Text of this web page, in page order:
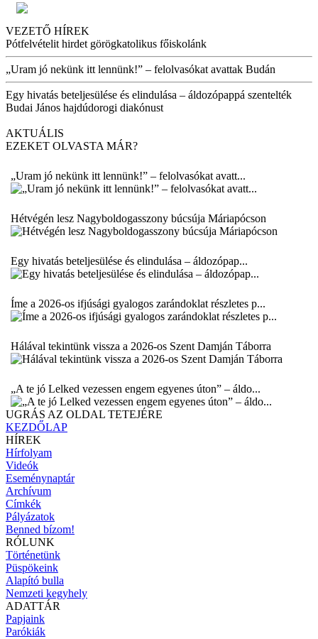
VEZETŐ HÍREK
Pótfelvételit hirdet görögkatolikus főiskolánk
„Uram jó nekünk itt lennünk!” – felolvasókat avattak Budán
Egy hivatás beteljesülése és elindulása – áldozópappá szentelték
Budai János hajdúdorogi diakónust
AKTUÁLIS
EZEKET OLVASTA MÁR?
„Uram jó nekünk itt lennünk!” – felolvasókat avatt...
Hétvégén lesz Nagyboldogasszony búcsúja Máriapócson
Egy hivatás beteljesülése és elindulása – áldozópap...
Íme a 2026-os ifjúsági gyalogos zarándoklat részletes p...
Hálával tekintünk vissza a 2026-os Szent Damján Táborra
„A te jó Lelked vezessen engem egyenes úton” – áldo...
UGRÁS AZ OLDAL TETEJÉRE
KEZDŐLAP
HÍREK
Hírfolyam
Videók
Eseménynaptár
Archívum
Címkék
Pályázatok
Benned bízom!
RÓLUNK
Történetünk
Püspökeink
Alapító bulla
Nemzeti kegyhely
ADATTÁR
Papjaink
Parókiák